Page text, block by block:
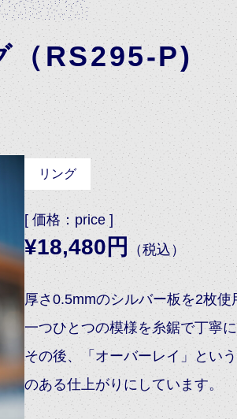
（RS295-P)
リング
[ 価格：price ]
¥18,480円 （税込）
厚さ0.5mmのシルバー板を2枚使
一つひとつの模様を糸鋸で丁寧
その後、「オーバーレイ」とい
のある仕上がりにしています。